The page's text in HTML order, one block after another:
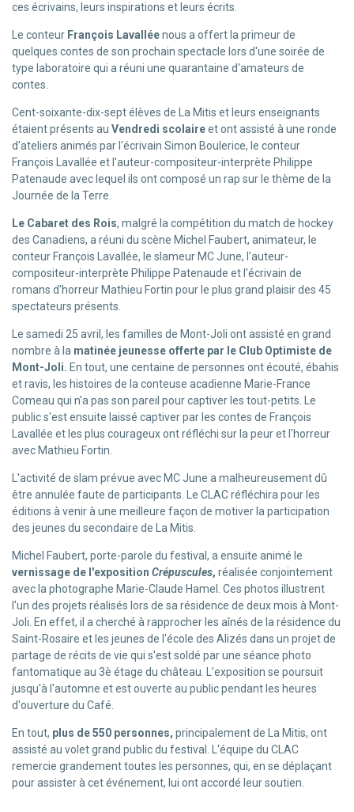
ces écrivains, leurs inspirations et leurs écrits.
Le conteur François Lavalléenous a offert la primeur de
quelques contes de son prochain spectacle lors d'une soirée de
type laboratoire qui a réuni une quarantaine d'amateurs de
contes.
Cent-soixante-dix-sept élèves de La Mitis et leurs enseignants
étaient présents au Vendredi scolaireet ont assisté à une ronde
d'ateliers animés par l'écrivain Simon Boulerice, le conteur
François Lavallée et l'auteur-compositeur-interprète Philippe
Patenaude avec lequel ils ont composé un rap sur le thème de la
Journée de la Terre.
Le Cabaret des Rois, malgré la compétition du match de hockey
des Canadiens, a réuni du scène Michel Faubert, animateur, le
conteur François Lavallée, le slameur MC June, l'auteur-
compositeur-interprète Philippe Patenaude et l'écrivain de
romans d'horreur Mathieu Fortin pour le plus grand plaisir des 45
spectateurs présents.
Le samedi 25 avril, les familles de Mont-Joli ont assisté en grand
nombre à la matinée jeunesse offerte par le Club Optimiste de
Mont-Joli. En tout, une centaine de personnes ont écouté, ébahis
et ravis, les histoires de la conteuse acadienne Marie-France
Comeau qui n'a pas son pareil pour captiver les tout-petits. Le
public s'est ensuite laissé captiver par les contes de François
Lavallée et les plus courageux ont réfléchi sur la peur et l'horreur
avec Mathieu Fortin.
L'activité de slam prévue avec MC June a malheureusement dû
être annulée faute de participants. Le CLAC réfléchira pour les
éditions à venir à une meilleure façon de motiver la participation
des jeunes du secondaire de La Mitis.
Michel Faubert, porte-parole du festival, a ensuite animé le
vernissage de l'exposition Crépuscules, réalisée conjointement
avec la photographe Marie-Claude Hamel. Ces photos illustrent
l'un des projets réalisés lors de sa résidence de deux mois à Mont-
Joli. En effet, il a cherché à rapprocher les aînés de la résidence du
Saint-Rosaire et les jeunes de l'école des Alizés dans un projet de
partage de récits de vie qui s'est soldé par une séance photo
fantomatique au 3è étage du château. L'exposition se poursuit
jusqu'à l'automne et est ouverte au public pendant les heures
d'ouverture du Café.
En tout, plus de 550 personnes, principalement de La Mitis, ont
assisté au volet grand public du festival. L'équipe du CLAC
remercie grandement toutes les personnes, qui, en se déplaçant
pour assister à cet événement, lui ont accordé leur soutien.